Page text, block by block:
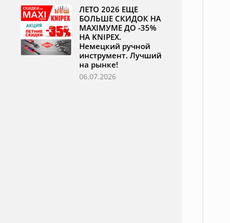
ЛЕТО 2026 ЕЩЕ
БОЛЬШЕ СКИДОК НА
MAXIМУМЕ ДО -35%
НА KNIPEX.
Немецкий ручной
инструмент. Лучший
на рынке!
06.07.2026